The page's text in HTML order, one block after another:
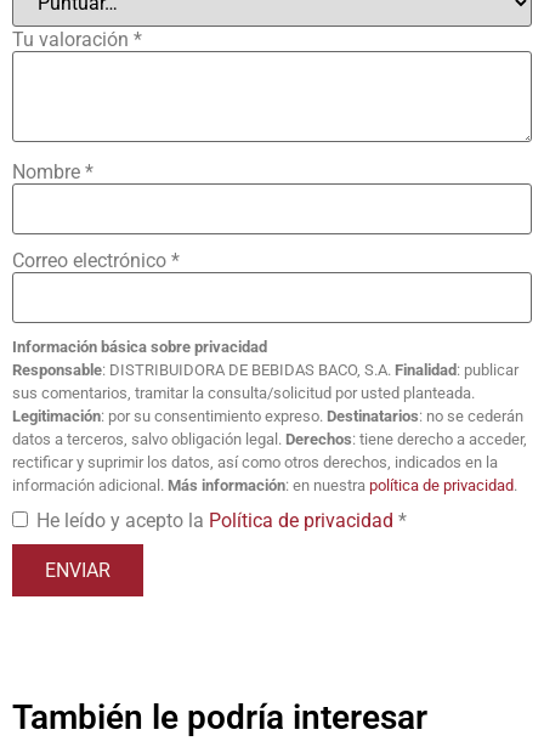
Tu valoración *
Nombre *
Correo electrónico *
Información básica sobre privacidad
Responsable: DISTRIBUIDORA DE BEBIDAS BACO, S.A. Finalidad: publicar
sus comentarios, tramitar la consulta/solicitud por usted planteada.
Legitimación: por su consentimiento expreso. Destinatarios: no se cederán
datos a terceros, salvo obligación legal. Derechos: tiene derecho a acceder,
rectificar y suprimir los datos, así como otros derechos, indicados en la
información adicional. Más información: en nuestra política de privacidad.
He leído y acepto la Política de privacidad *
También le podría interesar